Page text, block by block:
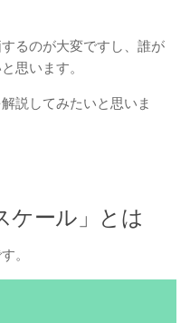
るのが大変ですし、誰が
思います。
説してみたいと思いま
ケール」とは
。